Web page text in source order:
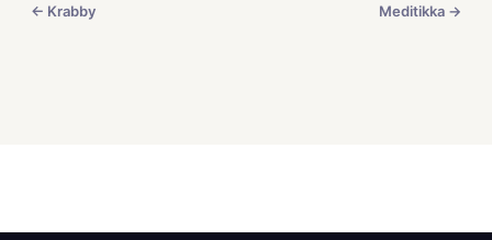
← Krabby Meditikka →